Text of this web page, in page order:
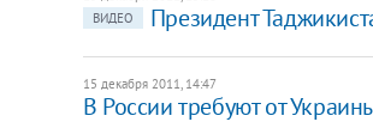
ВИДЕО
Президент
15 декабря 2011, 14:47
В России требуют от